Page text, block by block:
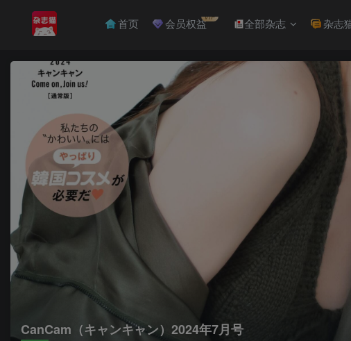
首页 会员权益VIP 全部杂志 杂志
CanCam（キャンキャン）2024年7月号